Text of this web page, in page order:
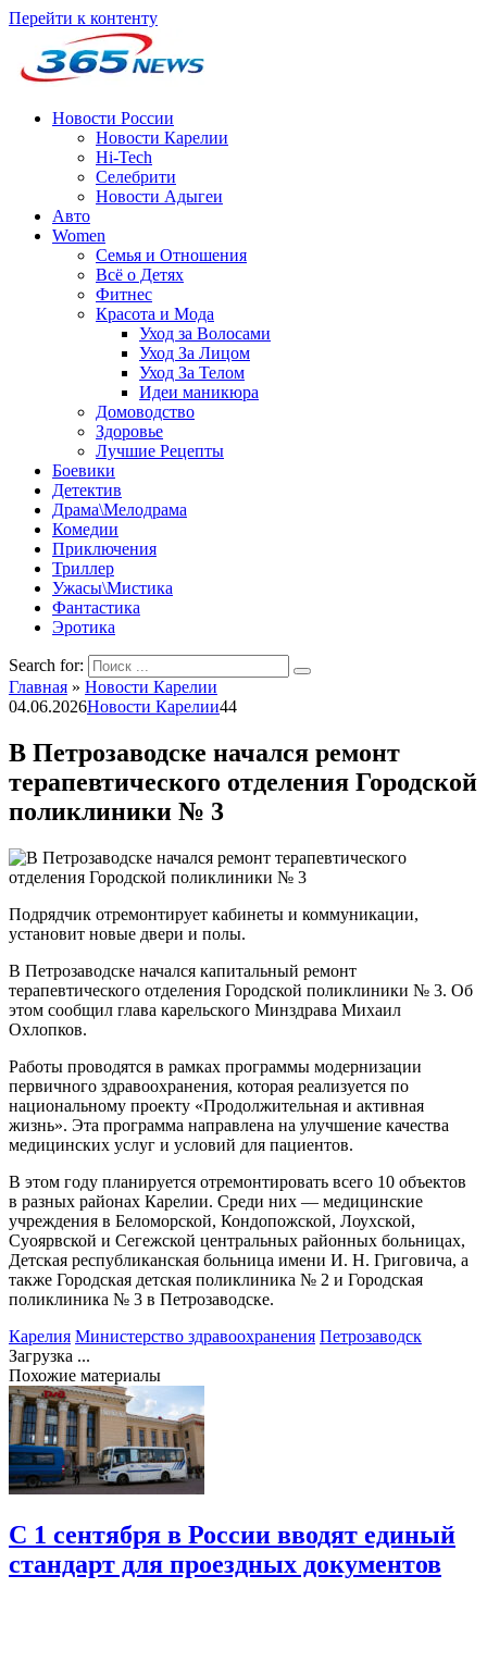
Перейти к контенту
Новости России
Новости Карелии
Hi-Tech
Селебрити
Новости Адыгеи
Авто
Women
Семья и Отношения
Всё о Детях
Фитнес
Красота и Мода
Уход за Волосами
Уход За Лицом
Уход За Телом
Идеи маникюра
Домоводство
Здоровье
Лучшие Рецепты
Боевики
Детектив
Драма\Мелодрама
Комедии
Приключения
Триллер
Ужасы\Мистика
Фантастика
Эротика
Search for:
Главная » Новости Карелии
04.06.2026Новости Карелии44
В Петрозаводске начался ремонт
терапевтического отделения Городской
поликлиники № 3
Подрядчик отремонтирует кабинеты и коммуникации,
установит новые двери и полы.
В Петрозаводске начался капитальный ремонт
терапевтического отделения Городской поликлиники № 3. Об
этом сообщил глава карельского Минздрава Михаил
Охлопков.
Работы проводятся в рамках программы модернизации
первичного здравоохранения, которая реализуется по
национальному проекту «Продолжительная и активная
жизнь». Эта программа направлена на улучшение качества
медицинских услуг и условий для пациентов.
В этом году планируется отремонтировать всего 10 объектов
в разных районах Карелии. Среди них — медицинские
учреждения в Беломорской, Кондопожской, Лоухской,
Суоярвской и Сегежской центральных районных больницах,
Детская республиканская больница имени И. Н. Григовича, а
также Городская детская поликлиника № 2 и Городская
поликлиника № 3 в Петрозаводске.
Карелия Министерство здравоохранения Петрозаводск
Загрузка ...
Похожие материалы
С 1 сентября в России вводят единый
стандарт для проездных документов